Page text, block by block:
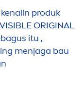
produk
ORIGINAL
itu ,
menjaga bau